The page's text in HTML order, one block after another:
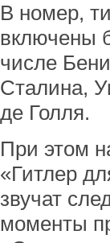
В номер,
включены
числе
Сталина,
де Голля.
При этом
«Гитлер
звучат
моменты